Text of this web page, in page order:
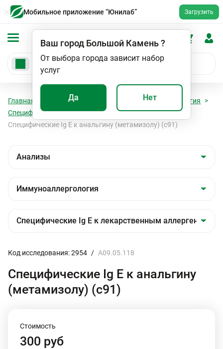
Мобильное приложение “Юнилаб” Загрузить
Ваш город Большой Камень?
От выбора города зависит набор
услуг
Да Нет
Главная Анализы
Иммуноаллергология
Специфические Ig E к лекарственным аллергенам
Специфические Ig E к анальгину (метамизолу) (с91)
Код исследования: 2954 / A09.05.118
Специфические Ig E к анальгину
(метамизолу) (с91)
Стоимость
300 руб